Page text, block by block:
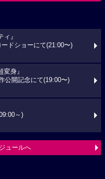
ィ』
ドショーにて(21:00〜)
変身』
公開記念にて(19:00〜)
～)
ュールへ